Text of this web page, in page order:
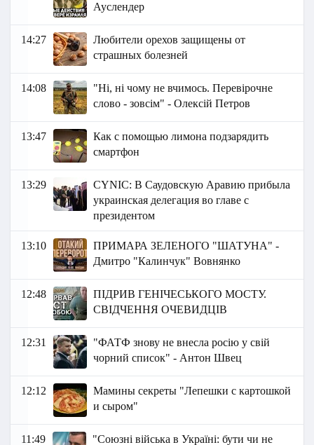
Ауслендер
14:27
Любители орехов защищены от
страшных болезней
14:08
"Ні, ні чому не вчимось. Перевірочне
слово - зовсім" - Олексій Петров
13:47
Как с помощью лимона подзарядить
смартфон
13:29
СYNIC: В Саудовскую Аравию прибыла
украинская делегация во главе с
президентом
13:10
ПРИМАРА ЗЕЛЕНОГО "ШАТУНА" -
Дмитро "Калинчук" Вовнянко
12:48
ПІДРИВ ГЕНІЧЕСЬКОГО МОСТУ.
СВІДЧЕННЯ ОЧЕВИДЦІВ
12:31
"ФАТФ знову не внесла росію у свій
чорний список" - Антон Швец
12:12
Мамины секреты "Лепешки с картошкой
и сыром"
11:49 "Союзні війська в Україні: бути чи не